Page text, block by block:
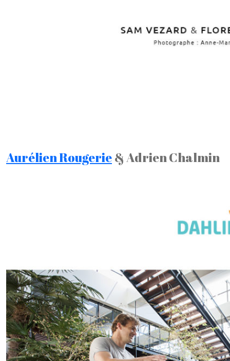
Aurélien Rougerie& Adrien Chalmin